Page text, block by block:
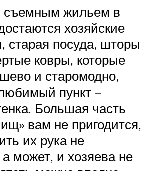
съемным жильем в
хозяйские
старая посуда, шторы
ковры, которые
и старомодно,
пункт –
Большая часть
вам не пригодится,
их рука не
может, и хозяева не